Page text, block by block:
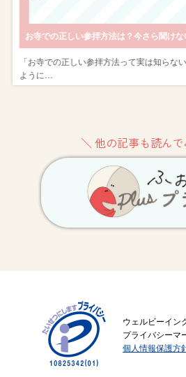
「お寺での正しい参拝方法って実は知ら
ように…
＼ 他の記事も読ん
ウェルビーイン
プライバシーマ
個人情報保護方